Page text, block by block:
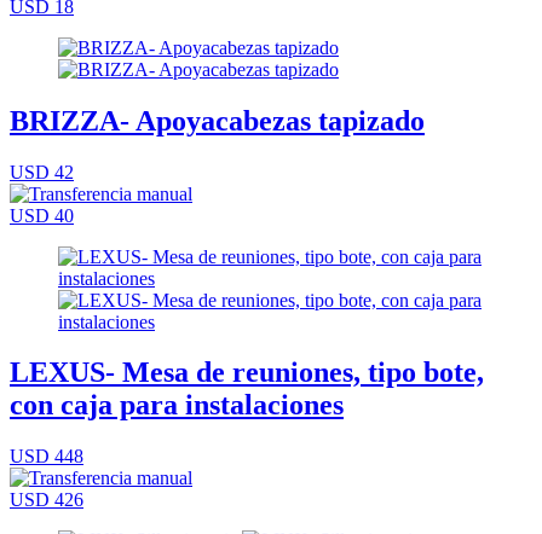
USD 18
BRIZZA- Apoyacabezas tapizado
USD 42
USD 40
LEXUS- Mesa de reuniones, tipo bote,
con caja para instalaciones
USD 448
USD 426